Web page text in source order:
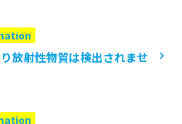
放射性物質は検出されませ